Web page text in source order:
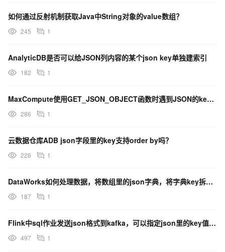
如何通过反射机制获取Java中String对象的value数组？
245 1
AnalyticDB是否可以给JSON列内容的某个json key单独建索引
182 1
MaxCompute使用GET_JSON_OBJECT函数时遇到JSON的key包含.怎么办
286 1
云数据仓库ADB json字段里的key支持order by吗？
226 1
DataWorks如何处理数据，将数组里的json字典，将字典key拆分成单独的列？
187 1
Flink中sql作业发送json格式到kafka，可以指定json里的key值吗？
497 1